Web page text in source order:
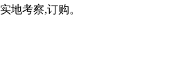
地考察,订购。